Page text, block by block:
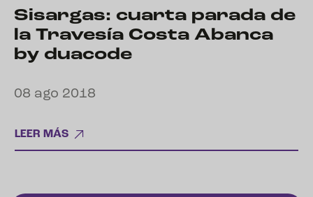
Sisargas: cuarta parada de
la Travesía Costa Abanca
by duacode
08 ago 2018
LEER MÁS